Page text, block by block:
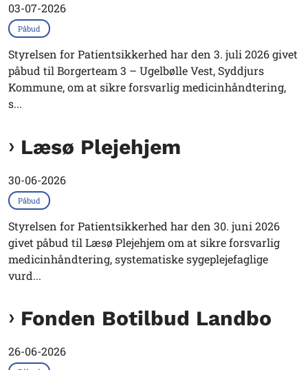
03-07-2026
Påbud
Styrelsen for Patientsikkerhed har den 3. juli 2026 givet
påbud til Borgerteam 3 – Ugelbølle Vest, Syddjurs
Kommune, om at sikre forsvarlig medicinhåndtering,
s...
Læsø Plejehjem
30-06-2026
Påbud
Styrelsen for Patientsikkerhed har den 30. juni 2026
givet påbud til Læsø Plejehjem om at sikre forsvarlig
medicinhåndtering, systematiske sygeplejefaglige
vurd...
Fonden Botilbud Landbo
26-06-2026